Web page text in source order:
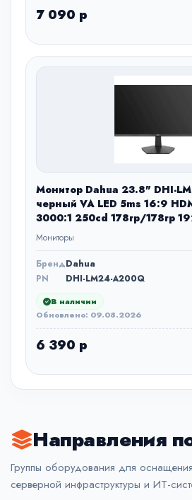
7 090 р
Монитор Dahua 23.8" DHI-
черный VA LED 5ms 16:9
3000:1 250cd 178гр/178гр
VGA FHD 2.79кг
Мониторы
БрендDahua
PN
DHI-LM24-A200Q
В наличии
Обновлено: 09.08.2026
6 390 р
Направления
Группы оборудования для
серверной инфраструктуры и ИТ-